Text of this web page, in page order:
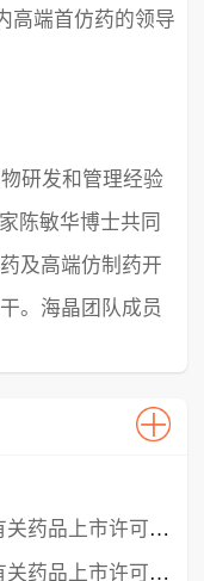
高端首仿药的领导
研发和管理经验
陈敏华博士共同
及高端仿制药开
。海晶团队成员
，砥砺深耕。值此海晶周年庆典之北京海晶与药研学院共同推出 有关药品上市许可持有人（MAH）的直播课程
研学院直播间，对药品上市许可持有
北京海晶与药研学院共同推出 有关药品上市许可持有人（MAH）的直播课程